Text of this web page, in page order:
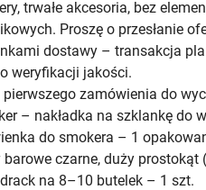
trwałe akcesoria, bez
Proszę o przesłanie
dostawy – transakcja
weryfikacji jakości.
pierwszego zamówienia do
– nakładka na szklankę do
do smokera – 1
barowe czarne, duży
na 8–10 butelek – 1 szt.